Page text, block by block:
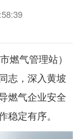
气管理站）
志，深入黄坡
燃气企业安全
稳定有序。